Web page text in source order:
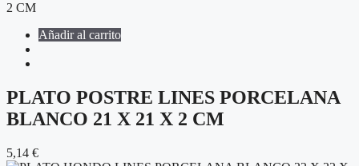
Añadir al carrito
PLATO POSTRE LINES PORCELANA
BLANCO 21 X 21 X 2 CM
5,14 €